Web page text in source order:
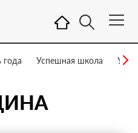
года Успешная школа